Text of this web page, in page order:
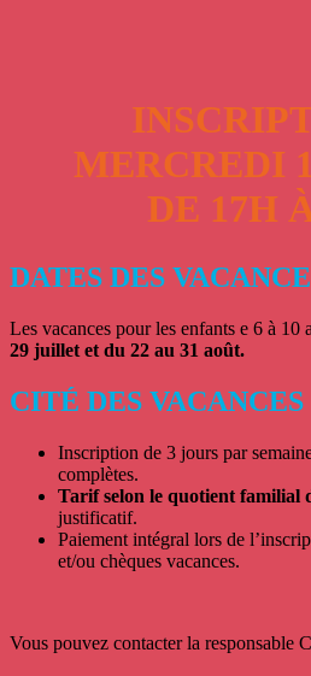
MERCREDI
DE 17H
DATES DES
Les vacances pour les enfants e 6 à 10
29 juillet et du 22 au 31 août.
CITÉ DES VACANCES
Inscription de 3 jours par
complètes.
Tarif selon le quotient familial
justificatif.
Paiement intégral lors de
et/ou chèques vacances.
Vous pouvez contacter la responsable